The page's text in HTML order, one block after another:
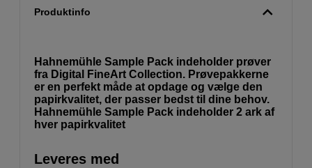
Produktinfo
Hahnemühle Sample Pack indeholder prøver
fra Digital FineArt Collection. Prøvepakkerne
er en perfekt måde at opdage og vælge den
papirkvalitet, der passer bedst til dine behov.
Hahnemühle Sample Pack indeholder 2 ark af
hver papirkvalitet
Leveres med